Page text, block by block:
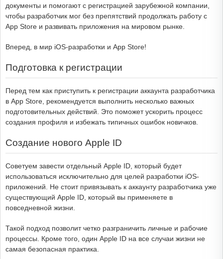
документы и помогают с регистрацией зарубежной компании,
чтобы разработчик мог без препятствий продолжать работу с
App Store и развивать приложения на мировом рынке.
Вперед, в мир iOS-разработки и App Store!
Подготовка к регистрации
Перед тем как приступить к регистрации аккаунта разработчика
в App Store, рекомендуется выполнить несколько важных
подготовительных действий. Это поможет ускорить процесс
создания профиля и избежать типичных ошибок новичков.
Создание нового Apple ID
Советуем завести отдельный Apple ID, который будет
использоваться исключительно для целей разработки iOS-
приложений. Не стоит привязывать к аккаунту разработчика уже
существующий Apple ID, который вы применяете в
повседневной жизни.
Такой подход позволит четко разграничить личные и рабочие
процессы. Кроме того, один Apple ID на все случаи жизни не
самая безопасная практика.